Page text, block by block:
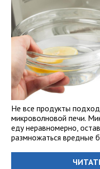
Не все продукты
микроволновой печи.
еду неравномерно,
размножаться вредные